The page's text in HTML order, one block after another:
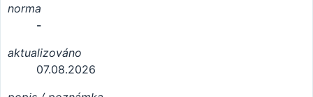
norma
-
aktualizováno
07.08.2026